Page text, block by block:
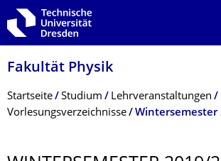
Zur Hauptnavigation springen
Zur Suche springen
Zum Inhalt springen
Fakultät Physik
Breadcrumb-Menü
Startseite Studium
Lehrveranstaltungen
Vorlesungsverzeichnisse
Wintersemester